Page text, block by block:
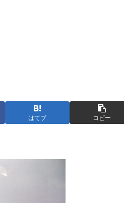
はてブ コピー